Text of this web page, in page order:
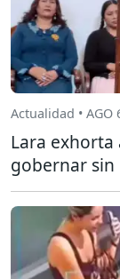
Actualidad • AGO
Lara exhorta
gobernar